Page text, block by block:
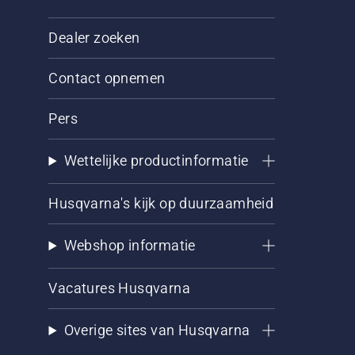
Dealer zoeken
Contact opnemen
Pers
Wettelijke productinformatie
Husqvarna's kijk op duurzaamheid
Webshop informatie
Vacatures Husqvarna
Overige sites van Husqvarna